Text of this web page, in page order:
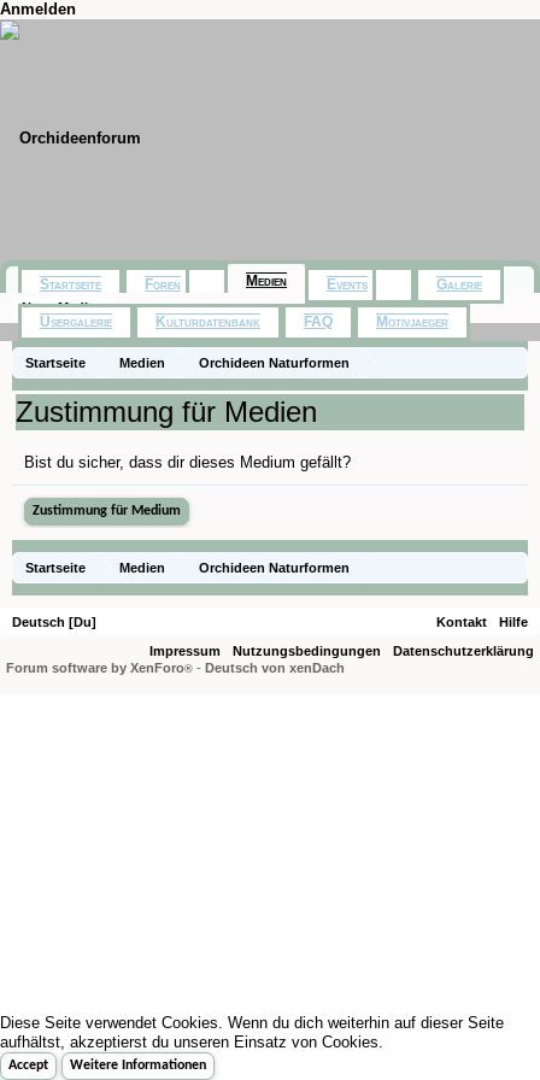
Anmelden
Startseite Medien
Orchideen Naturformen
Calanthe hankockii
Zustimmung für Medien
Bist du sicher, dass dir dieses Medium gefällt?
Startseite Medien
Orchideen Naturformen
Calanthe hankockii
Startseite Foren Medien
Neue Medien
Events Galerie
Usergalerie Kulturdatenbank FAQ Motivjaeger
Deutsch [Du] Kontakt
Hilfe
Impressum
Nutzungsbedingungen
Datenschutzerklärung
Forum software by XenForo® - Deutsch von xenDach
Diese Seite verwendet Cookies. Wenn du dich weiterhin auf dieser Seite
aufhältst, akzeptierst du unseren Einsatz von Cookies.
Accept Weitere Informationen